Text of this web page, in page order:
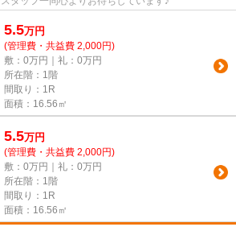
5.5万円
(管理費・共益費 2,000円)
敷：0万円｜礼：0万円
所在階：1階
間取り：1R
面積：16.56㎡
5.5万円
(管理費・共益費 2,000円)
敷：0万円｜礼：0万円
所在階：1階
間取り：1R
面積：16.56㎡